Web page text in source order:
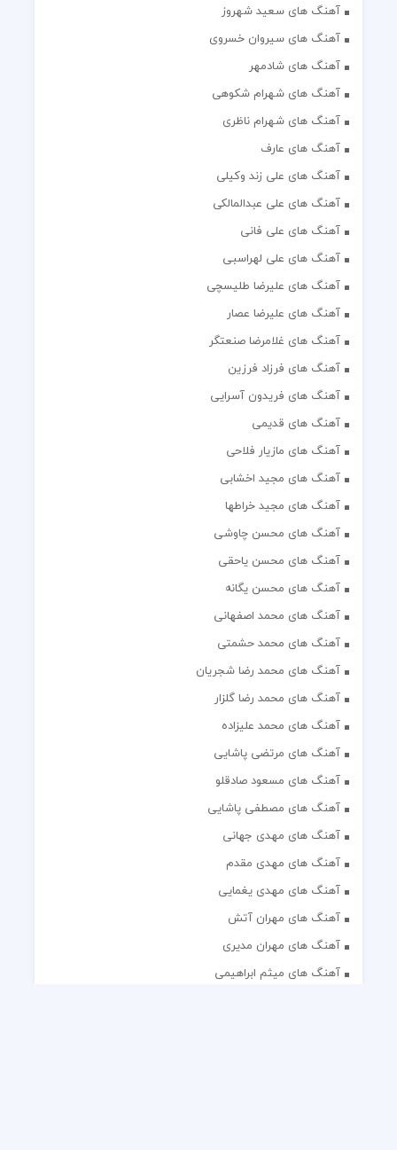
آهنگ های سعید شهروز
آهنگ های سیروان خسروی
آهنگ های شادمهر
آهنگ های شهرام شکوهی
آهنگ های شهرام ناظری
آهنگ های عارف
آهنگ های علی زند وکیلی
آهنگ های علی عبدالمالکی
آهنگ های علی فانی
آهنگ های علی لهراسبی
آهنگ های علیرضا طلیسچی
آهنگ های علیرضا عصار
آهنگ های غلامرضا صنعتگر
آهنگ های فرزاد فرزین
آهنگ های فریدون آسرایی
آهنگ های قدیمی
آهنگ های مازیار فلاحی
آهنگ های مجید اخشابی
آهنگ های مجید خراطها
آهنگ های محسن چاوشی
آهنگ های محسن یاحقی
آهنگ های محسن یگانه
آهنگ های محمد اصفهانی
آهنگ های محمد حشمتی
آهنگ های محمد رضا شجریان
آهنگ های محمد رضا گلزار
آهنگ های محمد علیزاده
آهنگ های مرتضی پاشایی
آهنگ های مسعود صادقلو
آهنگ های مصطفی پاشایی
آهنگ های مهدی جهانی
آهنگ های مهدی مقدم
آهنگ های مهدی یغمایی
آهنگ های مهران آتش
آهنگ های مهران مدیری
آهنگ های میثم ابراهیمی